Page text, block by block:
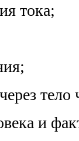
тока;
тело
и